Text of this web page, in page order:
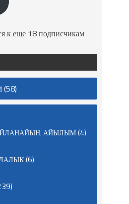
к еще 18 подписчикам
(58)
АЙЫЛЫМ(4)
(6)